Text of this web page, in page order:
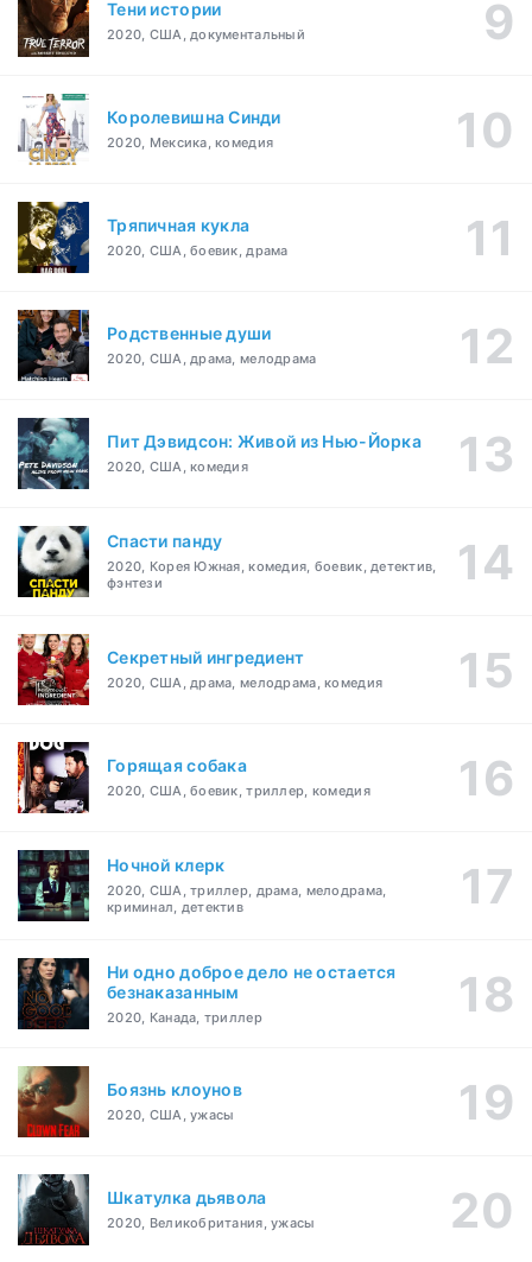
Тени истории
2020, США, документальный
Королевишна Синди
2020, Мексика, комедия
Тряпичная кукла
2020, США, боевик, драма
Родственные души
2020, США, драма, мелодрама
Пит Дэвидсон: Живой из Нью-Йорка
2020, США, комедия
Спасти панду
2020, Корея Южная, комедия, боевик, детектив,
фэнтези
Секретный ингредиент
2020, США, драма, мелодрама, комедия
Горящая собака
2020, США, боевик, триллер, комедия
Ночной клерк
2020, США, триллер, драма, мелодрама,
криминал, детектив
Ни одно доброе дело не остается
безнаказанным
2020, Канада, триллер
Боязнь клоунов
2020, США, ужасы
Шкатулка дьявола
2020, Великобритания, ужасы